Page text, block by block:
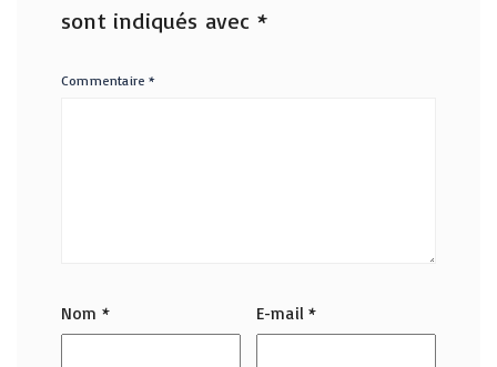
sont indiqués avec *
Commentaire*
Nom * E-mail*